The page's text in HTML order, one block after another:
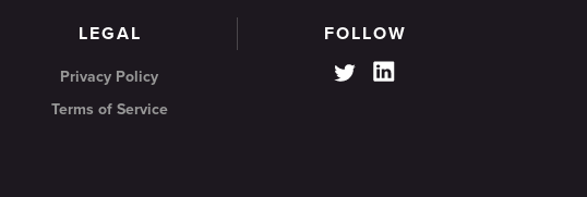
LEGAL
Privacy Policy
Terms of Service
FOLLOW